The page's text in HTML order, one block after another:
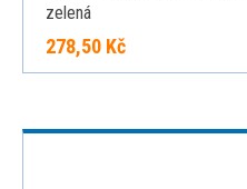
zelená
278,50 Kč